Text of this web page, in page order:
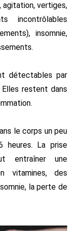
agitation, vertiges,
incontrôlables
insomnie,
détectables par
restent dans
le corps un peu
heures. La prise
entraîner une
vitamines, des
la perte de